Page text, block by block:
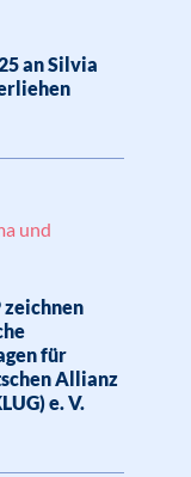
an Silvia
und
zeichnen
für
Allianz
e. V.